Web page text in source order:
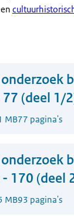
(deel 1/
MB77 pagina's
170 (deel
MB93 pagina's